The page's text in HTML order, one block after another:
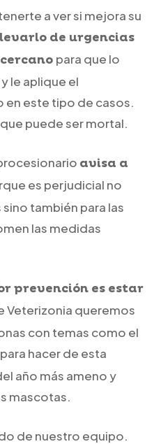
a ver si mejora su
de urgencias
para que lo
le aplique el
este tipo de casos.
puede ser mortal.
avisa a
es perjudicial no
también para las
las medidas
prevención es estar
Veterizonia queremos
con temas como el
para hacer de esta
año más ameno y
mascotas.
de nuestro equipo.